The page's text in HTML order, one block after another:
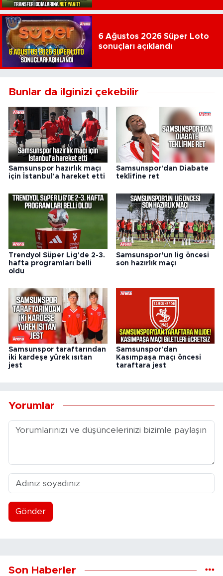
6 Ağustos 2026 Süper Loto
sonuçları açıklandı
Bunlar da ilginizi çekebilir
Samsunspor hazırlık maçı
için İstanbul'a hareket etti
Samsunspor'dan Diabate
teklifine ret
Trendyol Süper Lig'de 2-3.
hafta programları belli
oldu
Samsunspor’un lig öncesi
son hazırlık maçı
Samsunspor taraftarından
iki kardeşe yürek ısıtan
jest
Samsunspor'dan
Kasımpaşa maçı öncesi
taraftara jest
Yorumlar
Gönder
Son Haberler